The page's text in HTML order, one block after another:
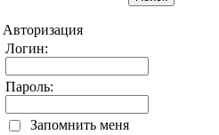
Авторизация
Логин:
Пароль:
Запомнить меня